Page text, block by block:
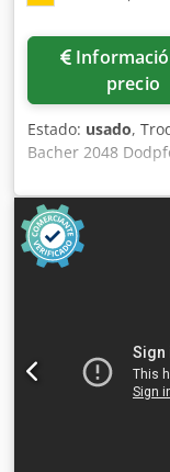
Información de
precio
Estado: usado,
Bacher 2048
planchas / Plate
Troqueladora de
Plate Punch para
vídeo online vía
en Emskirchen/